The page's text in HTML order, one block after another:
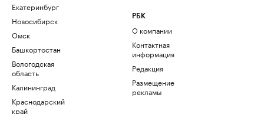
Екатеринбург
Новосибирск
Омск
Башкортостан
Вологодская
область
Калининград
Краснодарский
край
РБК
О компании
Контактная
информация
Редакция
Размещение
рекламы